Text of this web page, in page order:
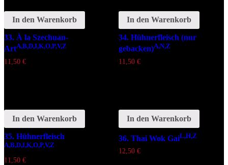
In den Warenkorb
33. À la Szechuan-
ArtA,B,D,I,K,O,P,V,Z
11,50 €
In den Warenkorb
34. Hühnerfleisch (nur
gebacken)A,N,Z
11,50 €
In den Warenkorb
35. Hühnerfleisch
A,B,D,I,K,O,P,V,Z
11,50 €
In den Warenkorb
36. Thai Wok GaiL,H,Z
12,50 €